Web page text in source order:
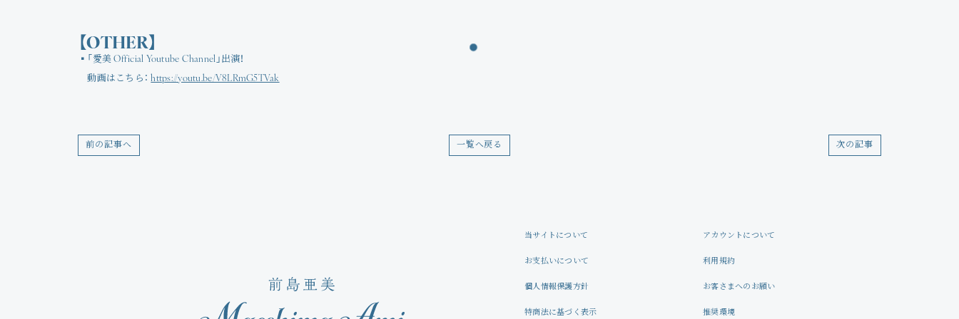
Wallpaper
Amitami Chat
【OTHER】
▪「愛美 Official Youtube Channel」出演！
動画はこちら： https://youtu.be/V8LRmG5TVak
次の記事
一覧へ戻る
前の記事へ
当サイトについて アカウントについて
お支払いについて 利用規約
個人情報保護方針 お客さまへのお願い
特商法に基づく表示 推奨環境